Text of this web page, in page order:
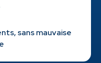
sans mauvaise